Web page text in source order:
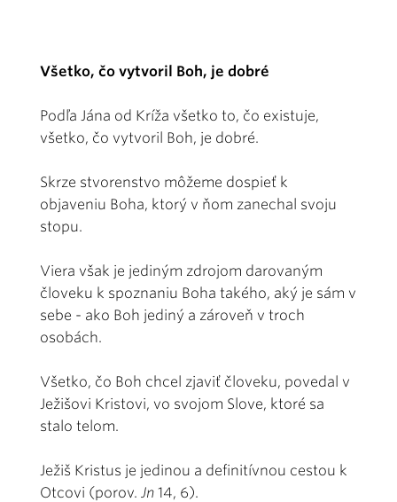
Všetko, čo vytvoril Boh, je dobré
Podľa Jána od Kríža všetko to, čo existuje,
všetko, čo vytvoril Boh, je dobré.
Skrze stvorenstvo môžeme dospieť k
objaveniu Boha, ktorý v ňom zanechal svoju
stopu.
Viera však je jediným zdrojom darovaným
človeku k spoznaniu Boha takého, aký je sám v
sebe - ako Boh jediný a zároveň v troch
osobách.
Všetko, čo Boh chcel zjaviť človeku, povedal v
Ježišovi Kristovi, vo svojom Slove, ktoré sa
stalo telom.
Ježiš Kristus je jedinou a definitívnou cestou k
Otcovi (porov. Jn 14, 6).